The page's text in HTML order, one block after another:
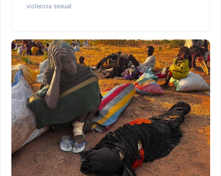
violencia sexual.